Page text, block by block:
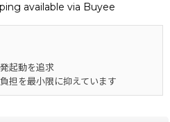
available via Buyee
起動を追求
担を最小限に抑えています